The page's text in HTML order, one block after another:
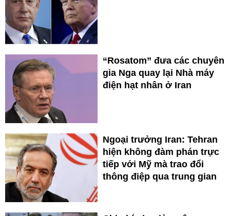
“Rosatom” đưa các chuyên
gia Nga quay lại Nhà máy
điện hạt nhân ở Iran
Ngoại trưởng Iran: Tehran
hiện không đàm phán trực
tiếp với Mỹ mà trao đổi
thông điệp qua trung gian